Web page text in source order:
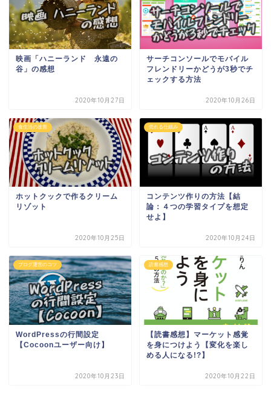
映画「ハニーランド 永遠の
谷」の感想
2020年10月27日
サーチコンソールでモバイル
フレンドリーかどうが3秒でチ
ェックする方法
2020年10月26日
食生活の改善
ホットクックで作るクリーム
リゾット
2020年10月25日
売れる仕組み
コンテンツ作りの方法【結
論：４つの学習タイプを想定
せよ】
2020年10月24日
ブログ運営のコツ
WordPressの行間設定
【Cocoonユーザー向け】
2020年10月23日
読書感想
【読書感想】マーケット感覚
を身につけよう【変化を楽し
める人になる!?】
2020年10月22日